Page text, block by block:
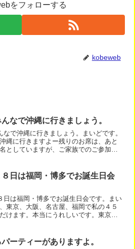
をフォローする
kobeweb
なで沖縄に行きましょう。
で沖縄に行きましょう。まいどです。
縄に行きますよー残りのお席は、あと
としていますが、ご家族でのご参加も
８日は福岡・博多でお誕生日会
は福岡・博多でお誕生日会です。まい
東京、大阪、名古屋、福岡で私の４５
けます。本当にうれしいです。東京、
ーティーがありますよ。